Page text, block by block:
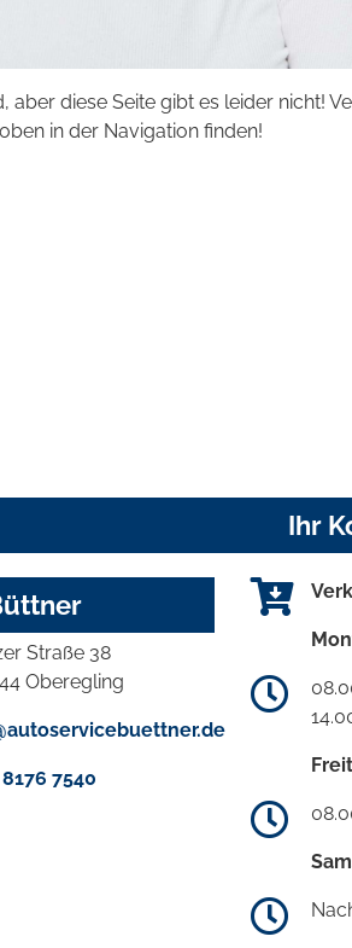
aber diese Seite gibt es leider nicht!
in der Navigation finden!
Ihr
Straße 38
Oberegling
8176 7540